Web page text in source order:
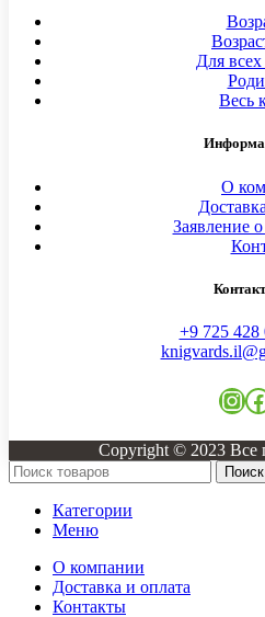
Для всех
Весь
О
Заявление
+9 725 428
Copyright © 2023 Все
Поиск
Категории
Меню
О компании
Доставка и оплата
Контакты